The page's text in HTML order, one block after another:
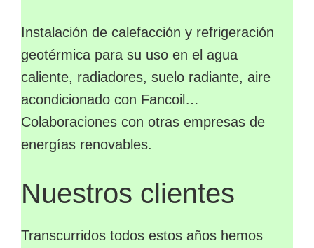
Instalación de calefacción y refrigeración
geotérmica para su uso en el agua
caliente, radiadores, suelo radiante, aire
acondicionado con Fancoil…
Colaboraciones con otras empresas de
energías renovables.
Nuestros clientes
Transcurridos todos estos años hemos